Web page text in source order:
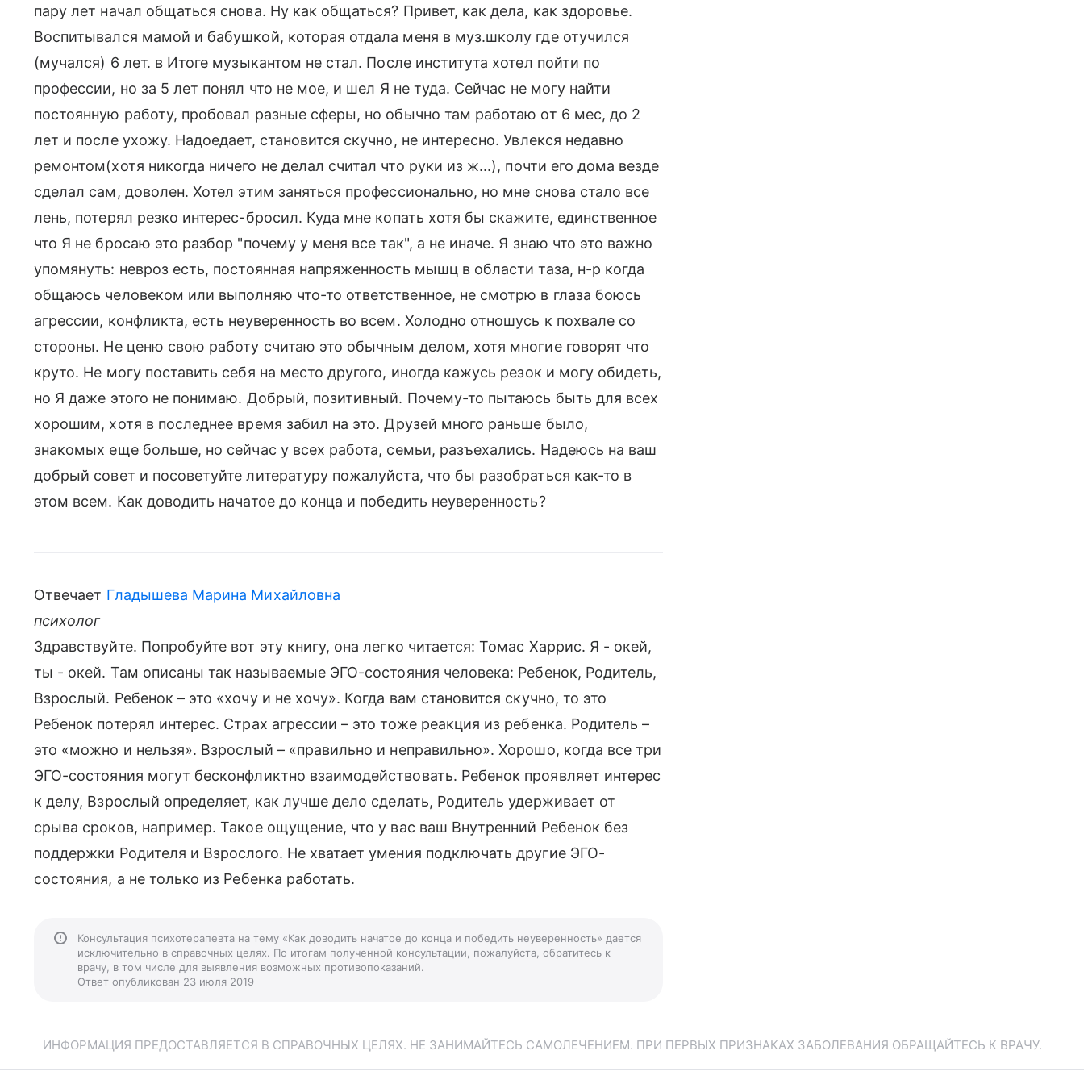
пару лет начал общаться снова. Ну как общаться? Привет, как дела, как здоровье.
Воспитывался мамой и бабушкой, которая отдала меня в муз.школу где отучился
(мучался) 6 лет. в Итоге музыкантом не стал. После института хотел пойти по
профессии, но за 5 лет понял что не мое, и шел Я не туда. Сейчас не могу найти
постоянную работу, пробовал разные сферы, но обычно там работаю от 6 мес, до 2
лет и после ухожу. Надоедает, становится скучно, не интересно. Увлекся недавно
ремонтом(хотя никогда ничего не делал считал что руки из ж...), почти его дома везде
сделал сам, доволен. Хотел этим заняться профессионально, но мне снова стало все
лень, потерял резко интерес-бросил. Куда мне копать хотя бы скажите, единственное
что Я не бросаю это разбор "почему у меня все так", а не иначе. Я знаю что это важно
упомянуть: невроз есть, постоянная напряженность мышц в области таза, н-р когда
общаюсь человеком или выполняю что-то ответственное, не смотрю в глаза боюсь
агрессии, конфликта, есть неуверенность во всем. Холодно отношусь к похвале со
стороны. Не ценю свою работу считаю это обычным делом, хотя многие говорят что
круто. Не могу поставить себя на место другого, иногда кажусь резок и могу обидеть,
но Я даже этого не понимаю. Добрый, позитивный. Почему-то пытаюсь быть для всех
хорошим, хотя в последнее время забил на это. Друзей много раньше было,
знакомых еще больше, но сейчас у всех работа, семьи, разъехались. Надеюсь на ваш
добрый совет и посоветуйте литературу пожалуйста, что бы разобраться как-то в
этом всем. Как доводить начатое до конца и победить неуверенность?
Отвечает Гладышева Марина Михайловна
психолог
Здравствуйте. Попробуйте вот эту книгу, она легко читается: Томас Харрис. Я - окей,
ты - окей. Там описаны так называемые ЭГО-состояния человека: Ребенок, Родитель,
Взрослый. Ребенок – это «хочу и не хочу». Когда вам становится скучно, то это
Ребенок потерял интерес. Страх агрессии – это тоже реакция из ребенка. Родитель –
это «можно и нельзя». Взрослый – «правильно и неправильно». Хорошо, когда все три
ЭГО-состояния могут бесконфликтно взаимодействовать. Ребенок проявляет интерес
к делу, Взрослый определяет, как лучше дело сделать, Родитель удерживает от
срыва сроков, например. Такое ощущение, что у вас ваш Внутренний Ребенок без
поддержки Родителя и Взрослого. Не хватает умения подключать другие ЭГО-
состояния, а не только из Ребенка работать.
Консультация психотерапевта на тему «Как доводить начатое до конца и победить неуверенность» дается
исключительно в справочных целях. По итогам полученной консультации, пожалуйста, обратитесь к
врачу, в том числе для выявления возможных противопоказаний.
Ответ опубликован 23 июля 2019
ИНФОРМАЦИЯ ПРЕДОСТАВЛЯЕТСЯ В СПРАВОЧНЫХ ЦЕЛЯХ. НЕ ЗАНИМАЙТЕСЬ САМОЛЕЧЕНИЕМ. ПРИ ПЕРВЫХ ПРИЗНАКАХ ЗАБОЛЕВАНИЯ ОБРАЩАЙТЕСЬ К ВРАЧУ.